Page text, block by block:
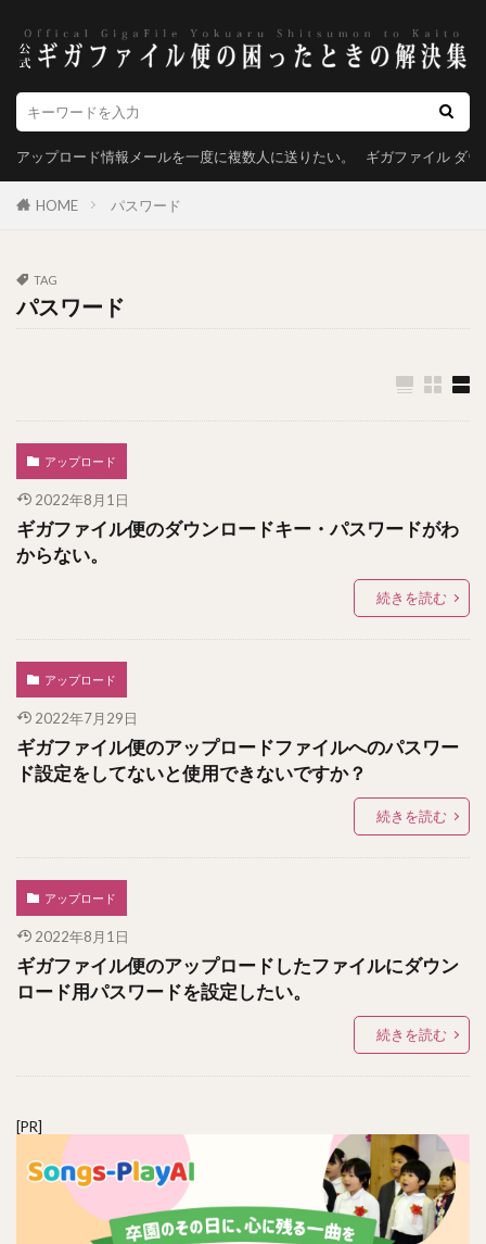
アップロード情報メールを一度に複数人に送りたい。 ギガファイル ダ
HOME パスワード
TAG
パスワード
アップロード
2022年8月1日
ギガファイル便のダウンロードキー・パスワードがわ
からない。
続きを読む
アップロード
2022年7月29日
ギガファイル便のアップロードファイルへのパスワー
ド設定をしてないと使用できないですか？
続きを読む
アップロード
2022年8月1日
ギガファイル便のアップロードしたファイルにダウン
ロード用パスワードを設定したい。
続きを読む
[PR]